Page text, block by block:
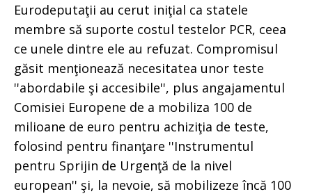
Eurodeputaţii au cerut iniţial ca statele
membre să suporte costul testelor PCR, ceea
ce unele dintre ele au refuzat. Compromisul
găsit menţionează necesitatea unor teste
''abordabile şi accesibile'', plus angajamentul
Comisiei Europene de a mobiliza 100 de
milioane de euro pentru achiziţia de teste,
folosind pentru finanţare ''Instrumentul
pentru Sprijin de Urgenţă de la nivel
european'' şi, la nevoie, să mobilizeze încă 100